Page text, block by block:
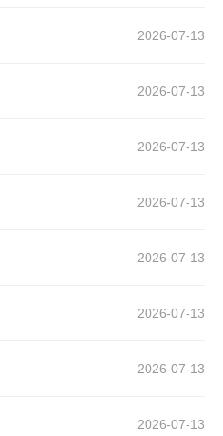
2026-07-13
2026-07-13
2026-07-13
2026-07-13
2026-07-13
2026-07-13
2026-07-13
2026-07-13